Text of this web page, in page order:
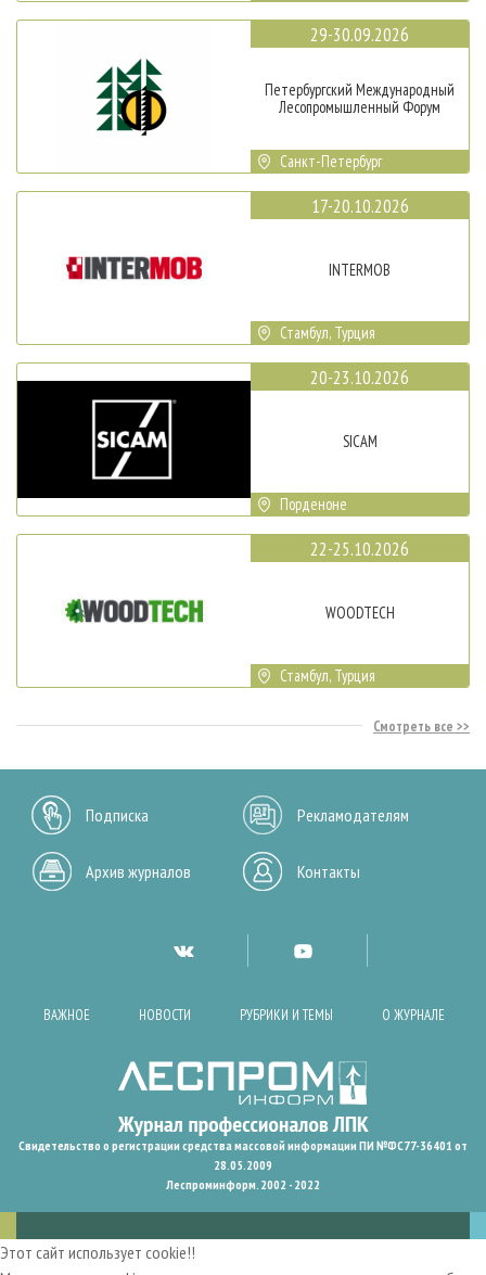
29-30.09.2026
Петербургский Международный
Лесопромышленный Форум
Санкт-Петербург
17-20.10.2026
INTERMOB
Стамбул, Турция
20-23.10.2026
SICAM
Порденоне
22-25.10.2026
WOODTECH
Стамбул, Турция
Смотреть все
Подписка Рекламодателям
Архив журналов Контакты
ВАЖНОЕ НОВОСТИ РУБРИКИ И ТЕМЫ О ЖУРНАЛЕ
Свидетельство о регистрации средства массовой информации ПИ №ФС77-36401 от
28.05.2009
Леспроминформ. 2002 - 2022
Этот сайт использует cookie!!